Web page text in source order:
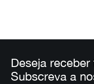
Deseja
Subscreva a